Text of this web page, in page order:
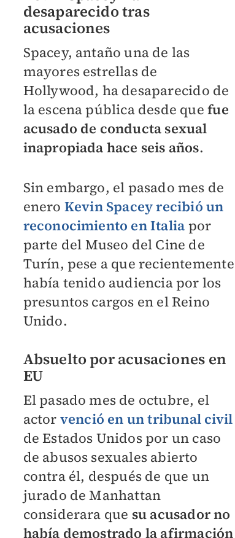
desaparecido tras
acusaciones
Spacey, antaño una de las
mayores estrellas de
Hollywood, ha desaparecido de
la escena pública desde quefue
acusado de conducta sexual
inapropiada hace seis años.
Sin embargo, el pasado mes de
enero Kevin Spacey recibió un
reconocimiento en Italia por
parte del Museo del Cine de
Turín, pese a que recientemente
había tenido audiencia por los
presuntos cargos en el Reino
Unido.
Absuelto por acusaciones en
EU
El pasado mes de octubre, el
actor venció en un tribunal civil
de Estados Unidos por un caso
de abusos sexuales abierto
contra él, después de que un
jurado de Manhattan
considerara que su acusador no
había demostrado la afirmación